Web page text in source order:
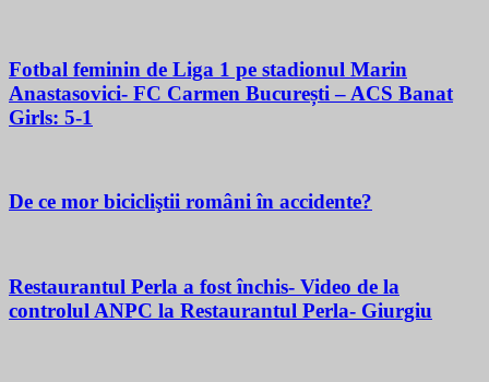
Fotbal feminin de Liga 1 pe stadionul Marin
Anastasovici- FC Carmen București – ACS Banat
Girls: 5-1
De ce mor bicicliştii români în accidente?
Restaurantul Perla a fost închis- Video de la
controlul ANPC la Restaurantul Perla- Giurgiu